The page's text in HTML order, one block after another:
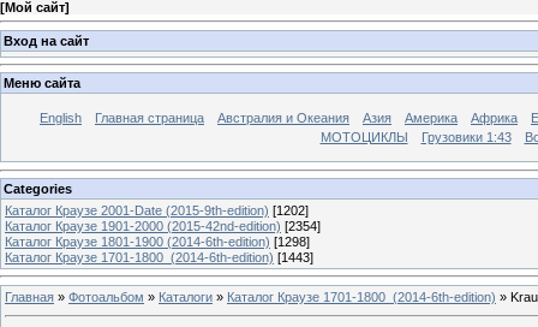
[Мой сайт]
Вход на сайт
Меню сайта
English Главная страница Австралия и Океания Азия Америка Африка
МОТОЦИКЛЫ
Грузовики 1:43
Categories
Каталог Краузе 2001-Date (2015-9th-edition) [1202]
Каталог Краузе 1901-2000 (2015-42nd-edition) [2354]
Каталог Краузе 1801-1900 (2014-6th-edition) [1298]
Каталог Краузе 1701-1800_(2014-6th-edition) [1443]
Главная » Фотоальбом » Каталоги » Каталог Краузе 1701-1800_(2014-6th-edition) »